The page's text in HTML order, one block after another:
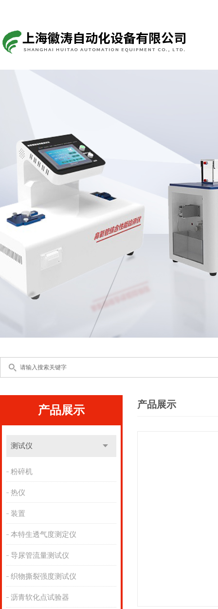
产品展示
测试仪
粉碎机
热仪
装置
本特生透气度测定仪
导尿管流量测试仪
织物撕裂强度测试仪
沥青软化点试验器
产品展示